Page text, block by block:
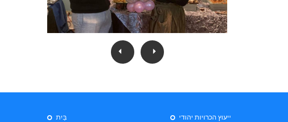
בַּיִת
ייעוץ הכרויות יהודי